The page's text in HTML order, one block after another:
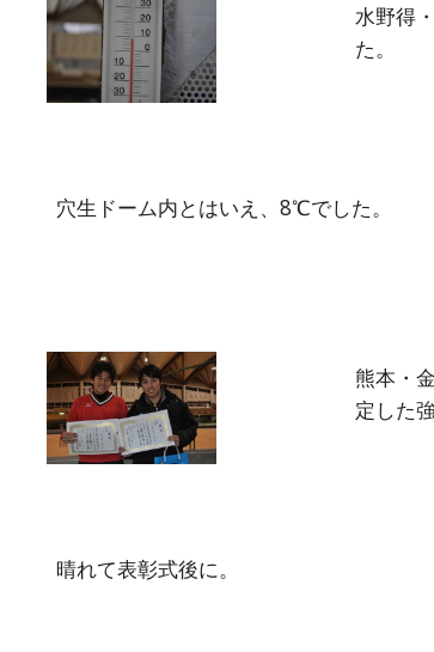
水野得
た。
穴生ドーム内とはいえ、8℃でした。
熊本・
定した
晴れて表彰式後に。